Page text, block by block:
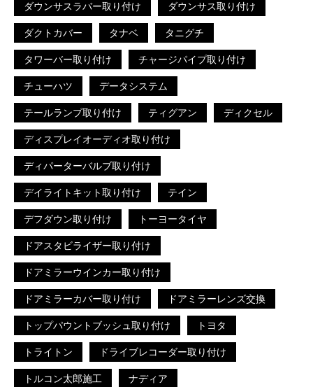
ダウンサスラバー取り付け ダウンサス取り付け
ダクトカバー タナベ タニグチ
タワーバー取り付け チャージパイプ取り付け
チューハツ データシステム
テールランプ取り付け ティグアン ディクセル
ディスプレイオーディオ取り付け
ディパーターバルブ取り付け
デイライトキット取り付け テイン
デフダウン取り付け トーヨータイヤ
ドアスタビライザー取り付け
ドアミラーウインカー取り付け
ドアミラーカバー取り付け ドアミラーレンズ交換
トップパウントブッシュ取り付け トヨタ
トライトン ドライブレコーダー取り付け
トルコン太郎施工 ナディア